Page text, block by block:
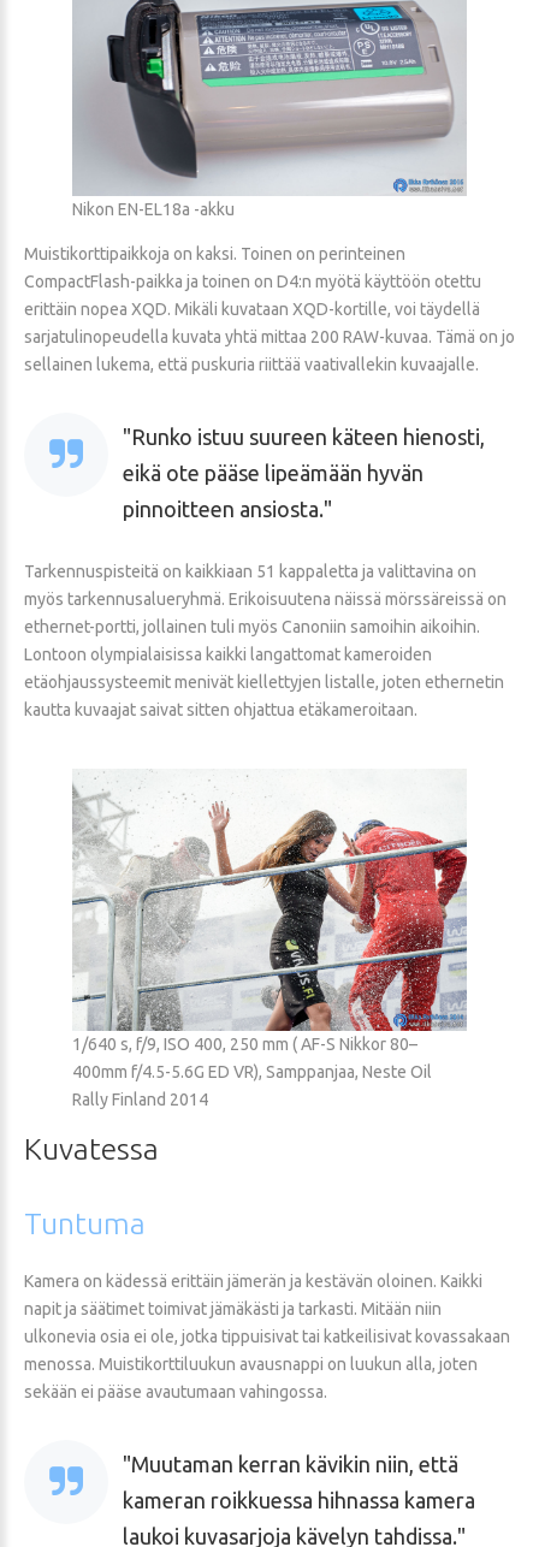
Nikon EN-EL18a -akku
Muistikorttipaikkoja on kaksi. Toinen on perinteinen
CompactFlash-paikka ja toinen on D4:n myötä käyttöön otettu
erittäin nopea XQD. Mikäli kuvataan XQD-kortille, voi täydellä
sarjatulinopeudella kuvata yhtä mittaa 200 RAW-kuvaa. Tämä on jo
sellainen lukema, että puskuria riittää vaativallekin kuvaajalle.
Runko istuu suureen käteen hienosti,
eikä ote pääse lipeämään hyvän
pinnoitteen ansiosta.
Tarkennuspisteitä on kaikkiaan 51 kappaletta ja valittavina on
myös tarkennusalueryhmä. Erikoisuutena näissä mörssäreissä on
ethernet-portti, jollainen tuli myös Canoniin samoihin aikoihin.
Lontoon olympialaisissa kaikki langattomat kameroiden
etäohjaussysteemit menivät kiellettyjen listalle, joten ethernetin
kautta kuvaajat saivat sitten ohjattua etäkameroitaan.
1/640 s, f/9, ISO 400, 250 mm ( AF-S Nikkor 80–
400mm f/4.5-5.6G ED VR), Samppanjaa, Neste Oil
Rally Finland 2014
Kuvatessa
Tuntuma
Kamera on kädessä erittäin jämerän ja kestävän oloinen. Kaikki
napit ja säätimet toimivat jämäkästi ja tarkasti. Mitään niin
ulkonevia osia ei ole, jotka tippuisivat tai katkeilisivat kovassakaan
menossa. Muistikorttiluukun avausnappi on luukun alla, joten
sekään ei pääse avautumaan vahingossa.
Muutaman kerran kävikin niin, että
kameran roikkuessa hihnassa kamera
laukoi kuvasarjoja kävelyn tahdissa.